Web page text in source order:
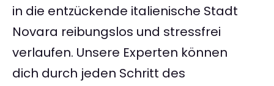
in die entzückende italienische Stadt
Novara reibungslos und stressfrei
verlaufen. Unsere Experten können
dich durch jeden Schritt des